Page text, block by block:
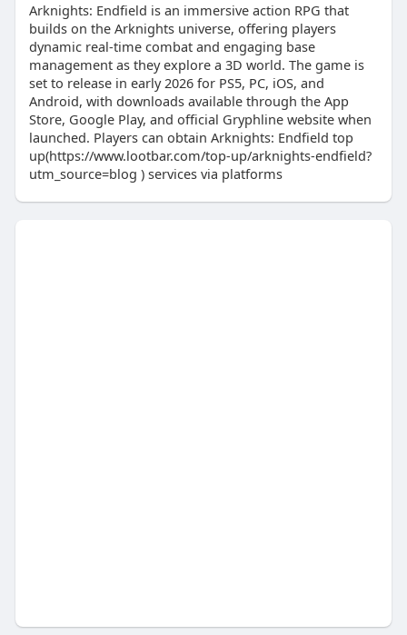
Arknights: Endfield is an immersive action RPG that
builds on the Arknights universe, offering players
dynamic real-time combat and engaging base
management as they explore a 3D world. The game is
set to release in early 2026 for PS5, PC, iOS, and
Android, with downloads available through the App
Store, Google Play, and official Gryphline website when
launched. Players can obtain Arknights: Endfield top
up(https://www.lootbar.com/top-up/arknights-endfield?
utm_source=blog ) services via platforms